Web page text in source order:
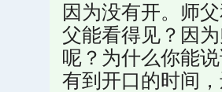
因为没有开。师
父能看得见？因
呢？为什么你能
有到开口的时间